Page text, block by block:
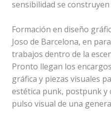
sensibilidad se
Formación en diseño
Joso de Barcelona, en
trabajos dentro de la
Pronto llegan los
gráfica y piezas visuales
estética punk, postpunk y
pulso visual de una